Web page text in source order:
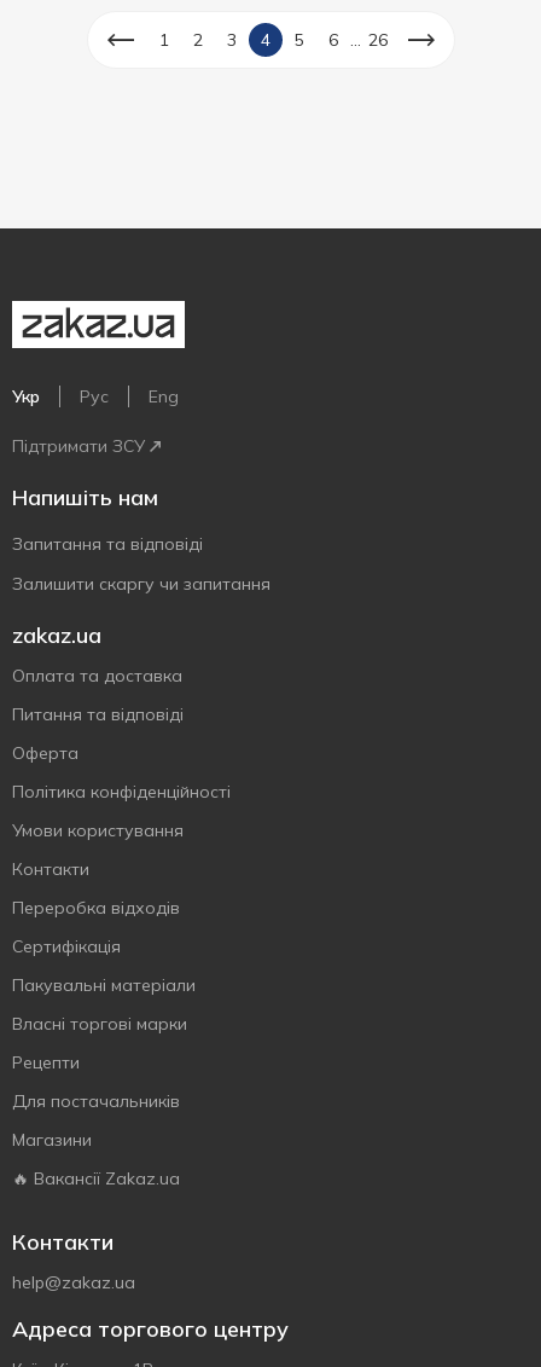
1 2 3 4 5 6 26
Укр Рус Eng
Підтримати ЗСУ
Напишіть нам
Запитання та відповіді
Залишити скаргу чи запитання
zakaz.ua
Оплата та доставка
Питання та відповіді
Оферта
Політика конфіденційності
Умови користування
Контакти
Переробка відходів
Сертифiкацiя
Пакувальні матеріали
Власнi торговi марки
Рецепти
Для постачальників
Магазини
🔥 Вакансії Zakaz.ua
Контакти
help@zakaz.ua
Адреса торгового центру